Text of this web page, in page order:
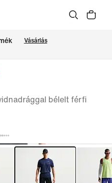
Vásárlás
bélelt férfi